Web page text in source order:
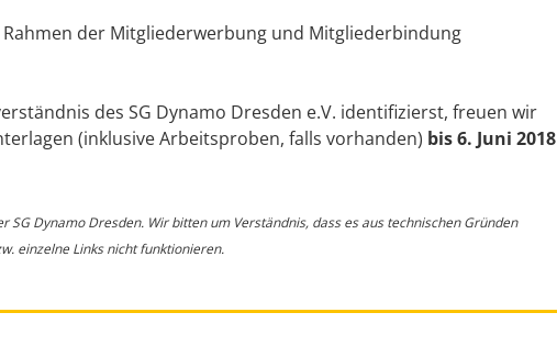
der Mitgliederwerbung und Mitgliederbindung
des SG Dynamo Dresden e.V. identifizierst, freuen wir
(inklusive Arbeitsproben, falls vorhanden) bis 6. Juni 2018
Dynamo Dresden. Wir bitten um Verständnis, dass es aus technischen Gründen
einzelne Links nicht funktionieren.